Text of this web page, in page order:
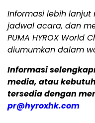
Informasi lebih lanjut
jadwal acara, dan
PUMA HYROX World
diumumkan dalam
Informasi
media, atau
tersedia dengan
pr@hyroxhk.com